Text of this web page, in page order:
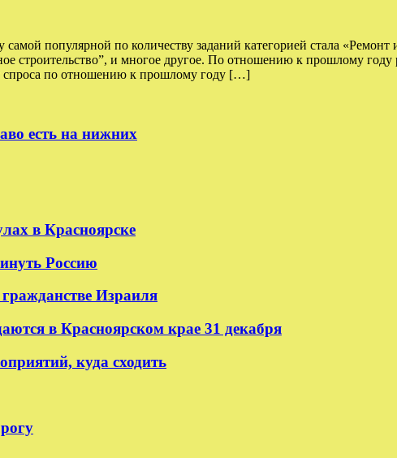
популярной по количеству заданий категорией стала «Ремонт
строительство”, и многое другое. По отношению к прошлому году
по отношению к прошлому году […]
есть на нижних
в Красноярске
Россию
Израиля
в Красноярском крае 31 декабря
куда сходить